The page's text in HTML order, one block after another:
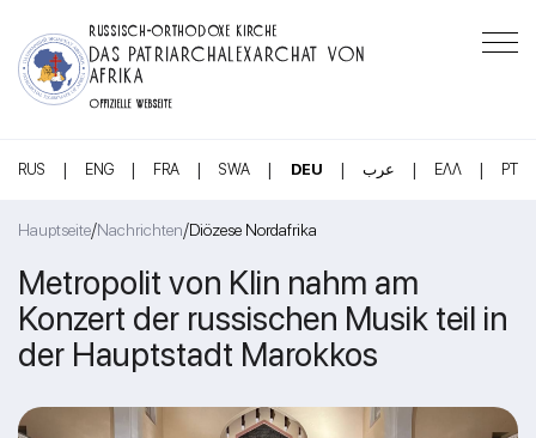
RUSSISCH-ORTHODOXE KIRCHE
DAS PATRIARCHALEXARCHAT VON
AFRIKA
OFFIZIELLE WEBSEITE
RUS | ENG | FRA | SWA | DEU | عرب | ΕΛΛ | PT
Hauptseite/Nachrichten/Diözese Nordafrika
Metropolit von Klin nahm am
Konzert der russischen Musik teil in
der Hauptstadt Marokkos